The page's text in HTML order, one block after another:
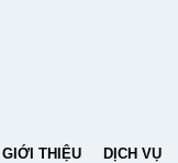
GIỚI THIỆU DỊCH VỤ